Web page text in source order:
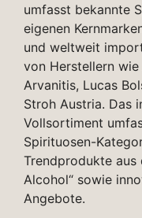
umfasst bekannte
eigenen
und weltweit
von Herstellern
Arvanitis, Lucas
Stroh Austria. Das
Vollsortiment
Spirituosen-
Trendprodukte aus
Alcohol“ sowie
Angebote.